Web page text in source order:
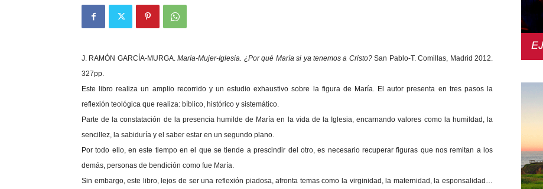
J. RAMÓN GARCÍA-MURGA.María-Mujer-Iglesia. ¿Por qué María si ya tenemos a Cristo?San Pablo-T. Comillas, Madrid 2012.
327pp.
Este libro realiza un amplio recorrido y un estudio exhaustivo sobre la figura de María. El autor presenta en tres pasos la
reflexión teológica que realiza: bíblico, histórico y sistemático.
Parte de la constatación de la presencia humilde de María en la vida de la Iglesia, encarnando valores como la humildad, la
sencillez, la sabiduría y el saber estar en un segundo plano.
Por todo ello, en este tiempo en el que se tiende a prescindir del otro, es necesario recuperar figuras que nos remitan a los
demás, personas de bendición como fue María.
Sin embargo, este libro, lejos de ser una reflexión piadosa, afronta temas como la virginidad, la maternidad, la esponsalidad…